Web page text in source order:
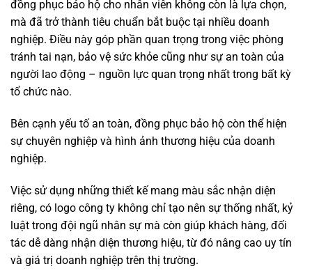
đồng phục bảo hộ cho nhân viên không còn là lựa chọn,
mà đã trở thành tiêu chuẩn bắt buộc tại nhiều doanh
nghiệp. Điều này góp phần quan trọng trong việc phòng
tránh tai nạn, bảo vệ sức khỏe cũng như sự an toàn của
người lao động – nguồn lực quan trọng nhất trong bất kỳ
tổ chức nào.
Bên cạnh yếu tố an toàn, đồng phục bảo hộ còn thể hiện
sự chuyên nghiệp và hình ảnh thương hiệu của doanh
nghiệp.
Việc sử dụng những thiết kế mang màu sắc nhận diện
riêng, có logo công ty không chỉ tạo nên sự thống nhất, kỷ
luật trong đội ngũ nhân sự mà còn giúp khách hàng, đối
tác dễ dàng nhận diện thương hiệu, từ đó nâng cao uy tín
và giá trị doanh nghiệp trên thị trường.